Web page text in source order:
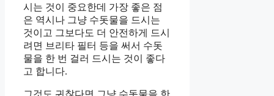
시는 것이 중요한데 가장 좋은 점
은 역시나 그냥 수돗물을 드시는
것이고 그보다도 더 안전하게 드시
려면 브리타 필터 등을 써서 수돗
물을 한 번 걸러 드시는 것이 좋다
고 합니다.
그것도 귀찮다면 그냥 수돗물을 한